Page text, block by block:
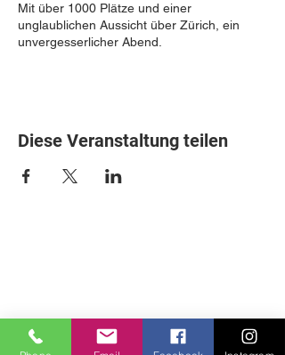
Mit über 1000 Plätze und einer
unglaublichen Aussicht über Zürich, ein
unvergesserlicher Abend.
Diese Veranstaltung teilen